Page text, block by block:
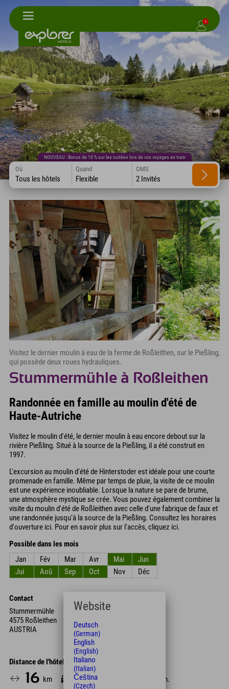
1
NOUVEAU : Bonus de 10 % sur les nuitées lors de vos voyages en train
Où
Tous les hôtels
Quand
Flexible
OMS
2 Invités
Visitez le dernier moulin à eau de la ferme de Roßleithen, sur le Pießling,
qui possède deux roues hydrauliques.
Stummermühle à Roßleithen
Randonnée en famille au moulin d'été de
Haute-Autriche
Visitez le moulin d'été, le dernier moulin à eau encore debout sur la
rivière Pießling. Situé à la source de la Pießling, il a été construit en
1997.
L'excursion au moulin d'été de Hinterstoder est idéale pour une courte
promenade en famille. Même par temps de pluie, la visite de ce moulin
est une expérience inoubliable. Lorsque la nature se pare de brume,
une atmosphère mystique se crée. Vous pouvez également combiner la
visite du moulin d'été de Roßleithen avec celle d'une fabrique de faux et
une randonnée jusqu'à la source de la Pießling. Consultez les horaires
d'ouverture ici. Pour en savoir plus sur l'accès, cliquez ici.
Possible dans les mois
Jan
Fév Mar Avr Mai
Jun
Jui
Aoû Sep Oct Nov Déc
Contact
Stummermühle
4575 Roßleithen
AUSTRIA
Distance de l'hôtel
16 km 16 Min. Min.
Website
Deutsch
(German)
English
(English)
Italiano
(Italian)
Čeština
(Czech)